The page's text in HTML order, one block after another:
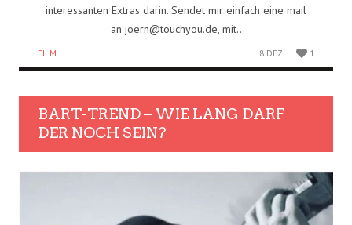
interessanten Extras darin. Sendet mir einfach eine mail
an joern@touchyou.de, mit..
FILM 8 DEZ. 1
BART-TREND – WIE LANG DARF
DER NOCH SEIN?